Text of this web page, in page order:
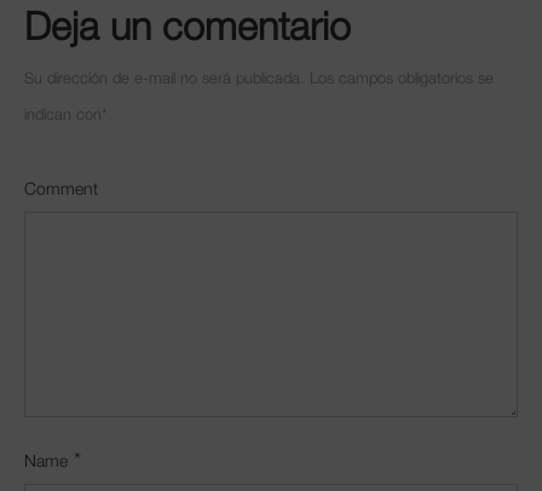
Deja un comentario
Su dirección de e-mail no será publicada. Los campos obligatorios se
indican con *
Comment
Name *